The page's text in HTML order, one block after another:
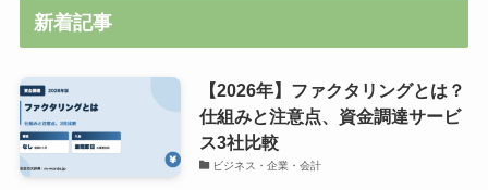
新着記事
【2026年】ファクタリングとは？
仕組みと注意点、資金調達サービ
ス3社比較
ビジネス・企業・会計